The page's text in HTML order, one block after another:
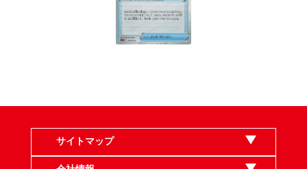
サイトマップ